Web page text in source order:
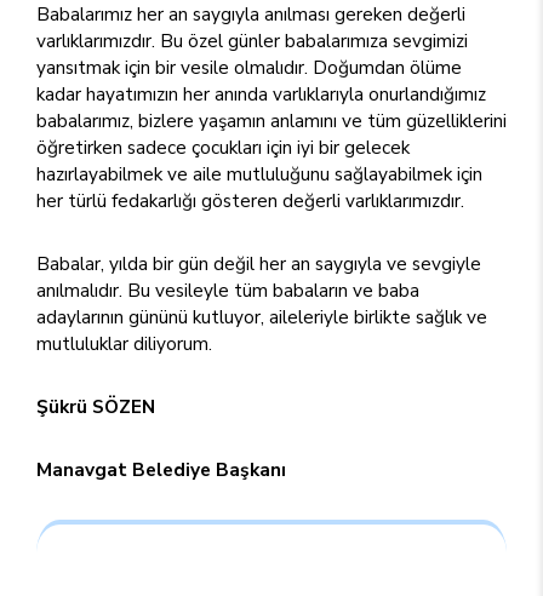
Babalarımız her an saygıyla anılması gereken değerli
varlıklarımızdır. Bu özel günler babalarımıza sevgimizi
yansıtmak için bir vesile olmalıdır. Doğumdan ölüme
kadar hayatımızın her anında varlıklarıyla onurlandığımız
babalarımız, bizlere yaşamın anlamını ve tüm güzelliklerini
öğretirken sadece çocukları için iyi bir gelecek
hazırlayabilmek ve aile mutluluğunu sağlayabilmek için
her türlü fedakarlığı gösteren değerli varlıklarımızdır.
Babalar, yılda bir gün değil her an saygıyla ve sevgiyle
anılmalıdır. Bu vesileyle tüm babaların ve baba
adaylarının gününü kutluyor, aileleriyle birlikte sağlık ve
mutluluklar diliyorum.
Şükrü SÖZEN
Manavgat Belediye Başkanı